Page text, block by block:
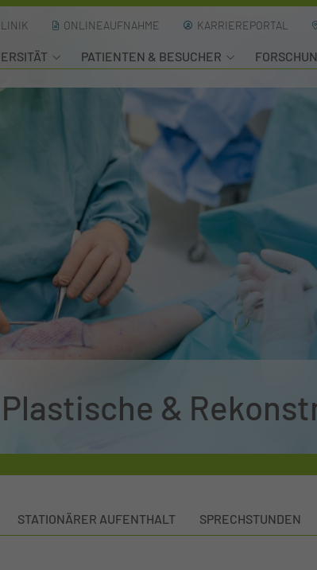
ONLINEAUFNAHME KARRIEREPORTAL
PATIENTEN & BESUCHER
&
STATIONÄRER AUFENTHALT SPRECHSTUNDEN